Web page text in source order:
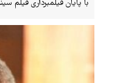
با پایان فیلمبرداری فیلم